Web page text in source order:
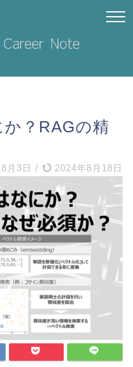
？RAGの精
月3日 / 2024年8月18日